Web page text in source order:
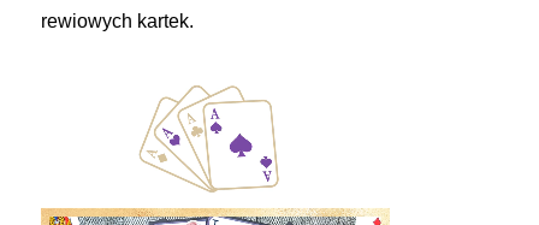
rewiowych kartek.